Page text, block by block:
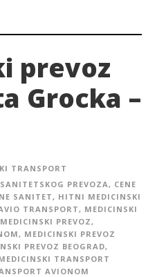
prevoz
Grocka –
TRANSPORT
PREVOZA, CENE
SANITET, HITNI MEDICINSKI
TRANSPORT, MEDICINSKI
MEDICINSKI PREVOZ,
, MEDICINSKI PREVOZ
PREVOZ BEOGRAD,
TRANSPORT
AVIONOM